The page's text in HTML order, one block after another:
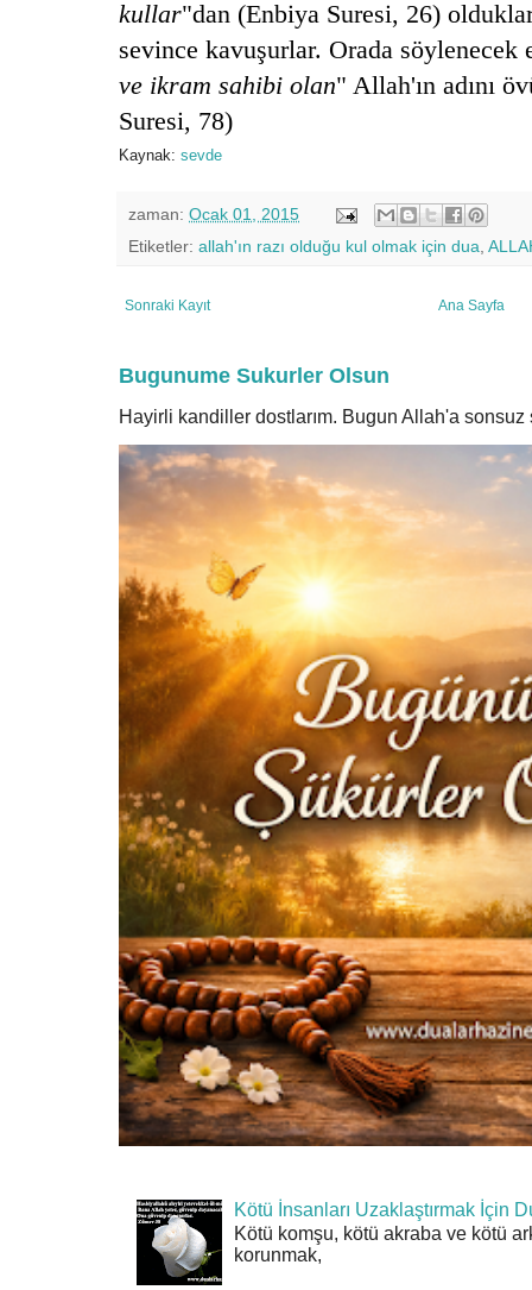
kullar"dan (Enbiya Suresi, 26)
sevince kavuşurlar. Orada
ve ikram sahibi olan" Allah'ın adını
Suresi, 78)
Kaynak: sevde
zaman: Ocak 01, 2015
Etiketler: allah'ın razı olduğu kul olmak için dua,
Sonraki Kayıt Ana Sayfa
Bugunume Sukurler Olsun
Hayirli kandiller dostlarım. Bugun Allah'a
Kötü İnsanları Uzaklaştırmak İçin
Kötü komşu, kötü akraba ve kötü
korunmak,